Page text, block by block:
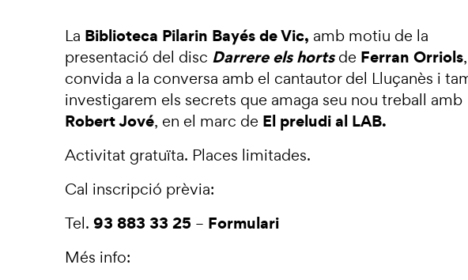
La Biblioteca Pilarin Bayés de Vic, amb motiu de la
presentació del disc Darrere els hortsde Ferran Orriols
convida a la conversa amb el cantautor del Lluçanès i
investigarem els secrets que amaga seu nou treball amb
Robert Jové, en el marc de El preludi al LAB.
Activitat gratuïta. Places limitades.
Cal inscripció prèvia:
Tel. 93 883 33 25 – Formulari
Més info: